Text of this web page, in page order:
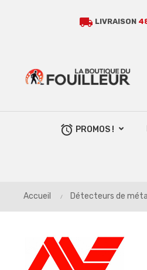
local_shipping LIVRAISON
alarm PROMOS !
Accueil Détecteurs de